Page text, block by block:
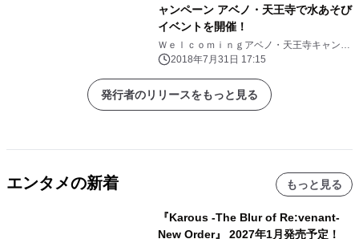
ャンペーン アベノ・天王寺で水あそび
イベントを開催！
Ｗｅｌｃｏｍｉｎｇアベノ・天王寺キャンペ
ーン事務局 （近鉄不動産株式会社・東急不
2018年7月31日 17:15
発行者のリリースをもっと見る
エンタメの新着 もっと見る
『Karous -The Blur of Re:venant-
New Order』 2027年1月発売予定！